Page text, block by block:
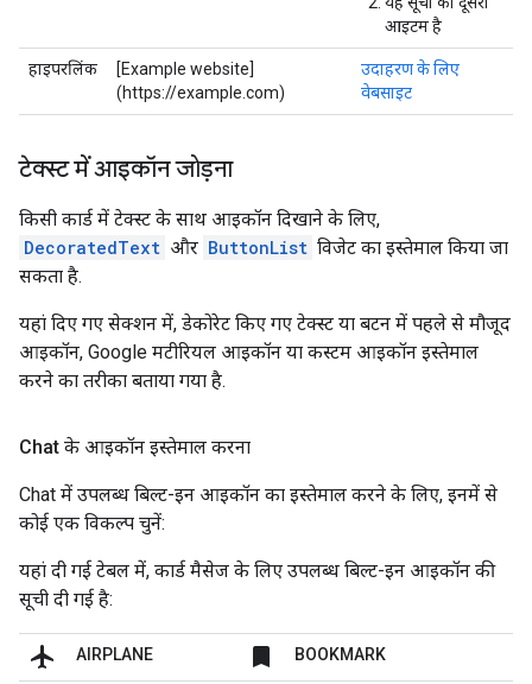
आइटम है
हाइपरलिंक
[Example website]
(https://example.com)
उदाहरण के लिए
वेबसाइट
टेक्स्ट में आइकॉन जोड़ना
किसी कार्ड में टेक्स्ट के साथ आइकॉन दिखाने के लिए,
DecoratedText और ButtonList विजेट का इस्तेमाल किया जा
सकता है.
यहां दिए गए सेक्शन में, डेकोरेट किए गए टेक्स्ट या बटन में पहले से मौजूद
आइकॉन, Google मटीरियल आइकॉन या कस्टम आइकॉन इस्तेमाल
करने का तरीका बताया गया है.
Chat के आइकॉन इस्तेमाल करना
Chat में उपलब्ध बिल्ट-इन आइकॉन का इस्तेमाल करने के लिए, इनमें से
कोई एक विकल्प चुनें:
यहां दी गई टेबल में, कार्ड मैसेज के लिए उपलब्ध बिल्ट-इन आइकॉन की
सूची दी गई है:
flight AIRPLANE bookmark BOOKMARK